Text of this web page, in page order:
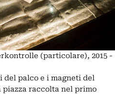
(particolare), 2015 -
palco e i magneti del
piazza raccolta nel primo